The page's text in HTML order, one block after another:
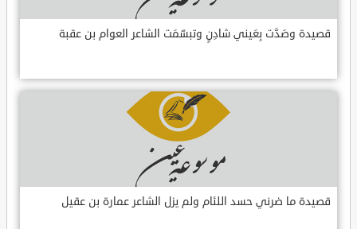
قصيدة وصَدَّت بِعَيني شادِنٍ وتبسّمَت الشاعر العوام بن عقبة
قصيدة ما ضرني حسد اللئام ولم يزل الشاعر عمارة بن عقيل